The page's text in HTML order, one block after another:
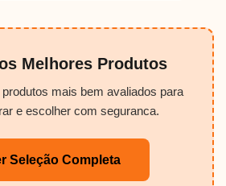
Melhores Produtos
mais bem avaliados para
e escolher com seguranca.
Seleção Completa